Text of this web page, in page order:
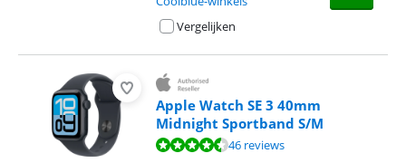
Vergelijken
Apple Watch SE 3 40mm
Midnight Sportband S/M
Beoordeling is 9,0 van de 10, gebaseerd op 46 reviews.
46 reviews